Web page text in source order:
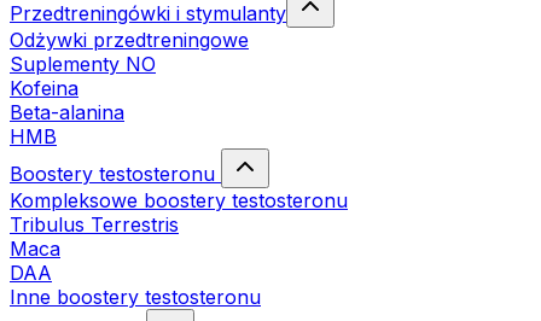
Przedtreningówki i stymulanty
Odżywki przedtreningowe
Suplementy NO
Kofeina
Beta-alanina
HMB
Boostery testosteronu
Kompleksowe boostery testosteronu
Tribulus Terrestris
Maca
DAA
Inne boostery testosteronu